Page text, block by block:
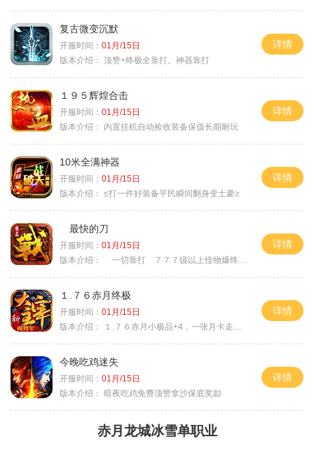
复古微变沉默
开服时间： 01月/15日
版本介绍： 顶赞+终极全靠打。神器靠打
详情
１９５辉煌合击
开服时间： 01月/15日
版本介绍：
内置挂机自动捡收装备保值长期耐玩
详情
10米全满神器
开服时间： 01月/15日
版本介绍： ≤打一件好装备平民瞬间翻身变土豪≥
详情
最快的刀
开服时间： 01月/15日
版本介绍：
一切靠打 ７７７级以上怪物爆终极
详情
１.７６赤月终极
开服时间： 01月/15日
版本介绍：
１.７６赤月小极品+4，一张月卡走天涯a
详情
今晚吃鸡迷失
开服时间： 01月/15日
版本介绍：
暗夜吃鸡免费顶赞拿沙保底奖励
详情
赤月龙城冰雪单职业